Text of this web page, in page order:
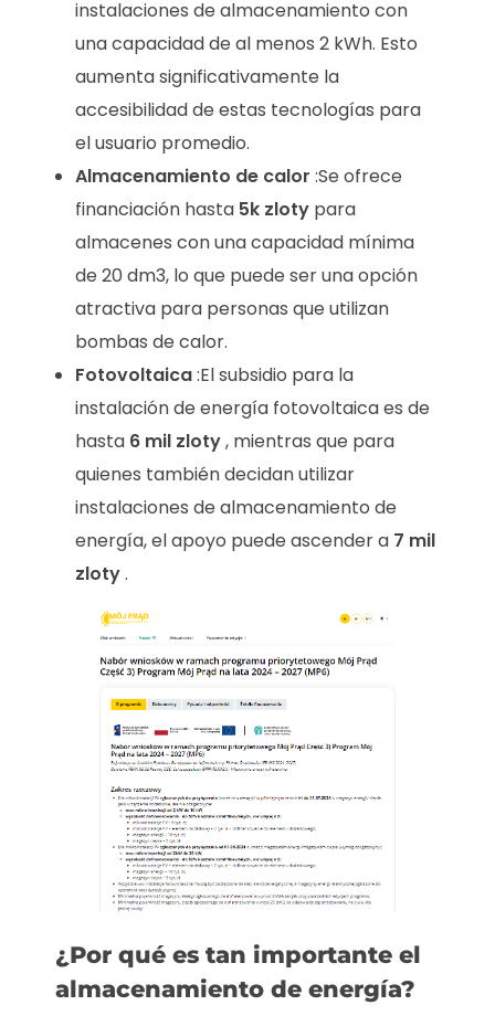
instalaciones de almacenamiento con
una capacidad de al menos 2 kWh. Esto
aumenta significativamente la
accesibilidad de estas tecnologías para
el usuario promedio.
Almacenamiento de calor :Se ofrece
financiación hasta 5k zloty para
almacenes con una capacidad mínima
de 20 dm3, lo que puede ser una opción
atractiva para personas que utilizan
bombas de calor.
Fotovoltaica:El subsidio para la
instalación de energía fotovoltaica es de
hasta 6 mil zloty, mientras que para
quienes también decidan utilizar
instalaciones de almacenamiento de
energía, el apoyo puede ascender a 7 mil
zloty.
¿Por qué es tan importante el
almacenamiento de energía?